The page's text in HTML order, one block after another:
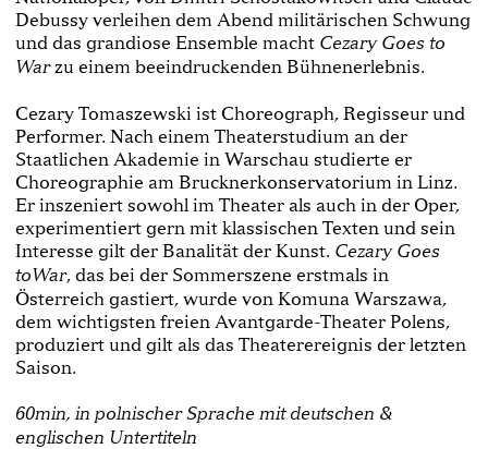
Debussy verleihen dem Abend militärischen Schwung
und das grandiose Ensemble macht Cezary Goes to
Warzu einem beeindruckenden Bühnenerlebnis.
Cezary Tomaszewski ist Choreograph, Regisseur und
Performer. Nach einem Theaterstudium an der
Staatlichen Akademie in Warschau studierte er
Choreographie am Brucknerkonservatorium in Linz.
Er inszeniert sowohl im Theater als auch in der Oper,
experimentiert gern mit klassischen Texten und sein
Interesse gilt der Banalität der Kunst. Cezary Goes
toWar, das bei der Sommerszene erstmals in
Österreich gastiert, wurde von Komuna Warszawa,
dem wichtigsten freien Avantgarde-Theater Polens,
produziert und gilt als das Theaterereignis der letzten
Saison.
60min, in polnischer Sprache mit deutschen &
englischen Untertiteln